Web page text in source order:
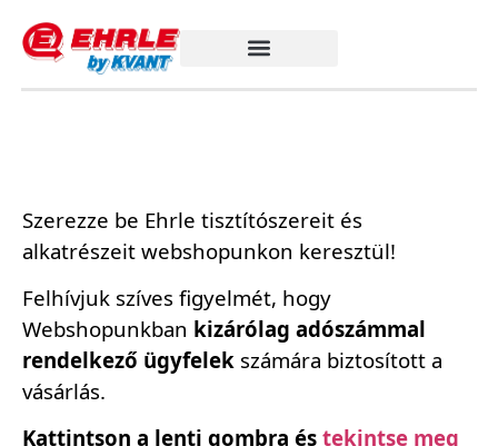
Szerezze be Ehrle tisztítószereit és
alkatrészeit webshopunkon keresztül!
Felhívjuk szíves figyelmét, hogy
Webshopunkban kizárólag adószámmal
rendelkező ügyfelek számára biztosított a
vásárlás.
Kattintson a lenti gombra és tekintse meg